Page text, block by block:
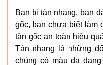
Bạn bị tàn nhang, bạn
gốc, bạn chưa biết làm
tận gốc an toàn hiệu
Tàn nhang là những
chúng có màu đa